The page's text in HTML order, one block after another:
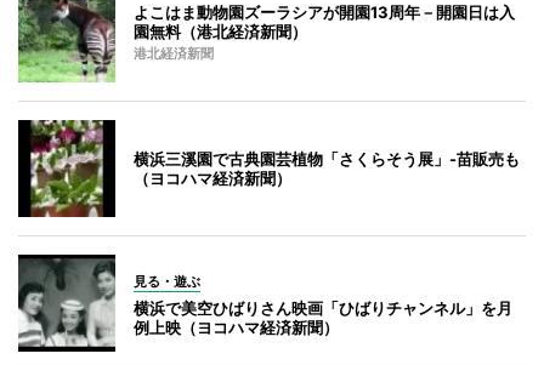
よこはま動物園ズーラシアが開園13周年－開園日は入
園無料（港北経済新聞）
港北経済新聞
横浜三溪園で古典園芸植物「さくらそう展」-苗販売も
（ヨコハマ経済新聞）
見る・遊ぶ
横浜で美空ひばりさん映画「ひばりチャンネル」を月
例上映（ヨコハマ経済新聞）